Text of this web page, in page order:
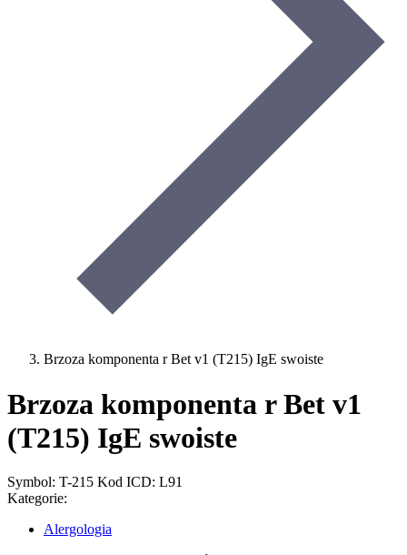
Brzoza komponenta r Bet v1 (T215) IgE swoiste
Brzoza komponenta r Bet v1
(T215) IgE swoiste
Symbol: T-215 Kod ICD: L91
Kategorie:
Alergologia